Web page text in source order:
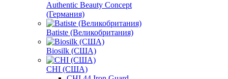
Authentic Beauty Concept
(Германия)
Batiste (Великобритания)
Biosilk (США)
CHI (США)